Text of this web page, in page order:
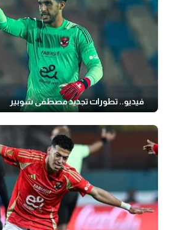
فيديو.. تطورات تجديد مصطفى شوبير